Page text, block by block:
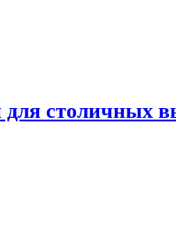
для столичных